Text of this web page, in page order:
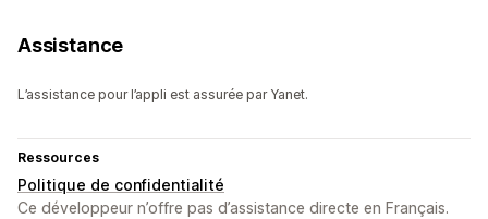
Assistance
L’assistance pour l’appli est assurée par Yanet.
Ressources
Politique de confidentialité
Ce développeur n’offre pas d’assistance directe en Français.